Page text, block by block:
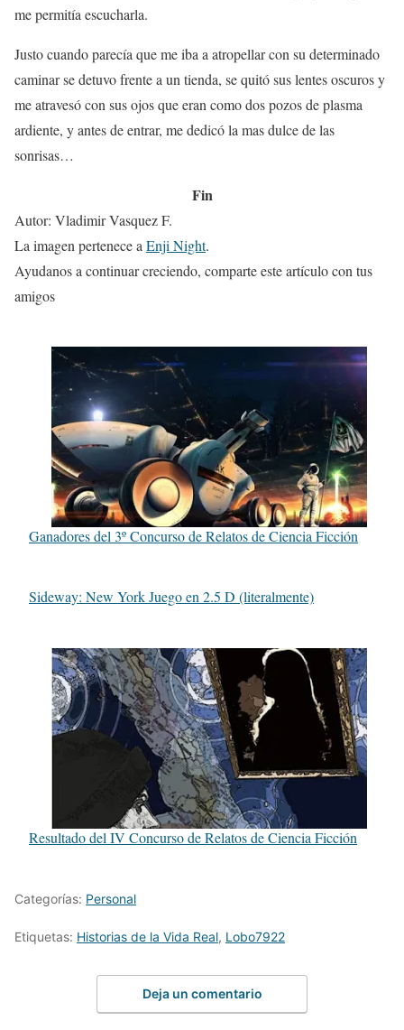
me permitía escucharla.
Justo cuando parecía que me iba a atropellar con su determinado
caminar se detuvo frente a un tienda, se quitó sus lentes oscuros y
me atravesó con sus ojos que eran como dos pozos de plasma
ardiente, y antes de entrar, me dedicó la mas dulce de las
sonrisas…
Fin
Autor: Vladimir Vasquez F.
La imagen pertenece aEnji Night.
Ayudanos a continuar creciendo, comparte este artículo con tus
amigos
Ganadores del 3º Concurso de Relatos de Ciencia Ficción
Sideway: New York Juego en 2.5 D (literalmente)
Resultado del IV Concurso de Relatos de Ciencia Ficción
Categorías: Personal
Etiquetas: Historias de la Vida Real, Lobo7922
Deja un comentario